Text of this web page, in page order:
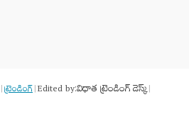
|ట్రెండింగ్|Edited by:విధాత ట్రెండింగ్ డెస్క్|